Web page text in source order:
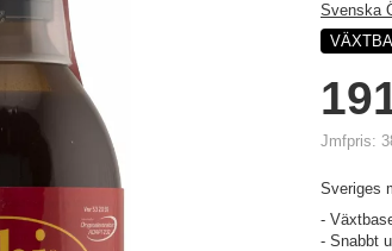
Svenska
Jmfpris:
Sveriges
-
- Snabbt